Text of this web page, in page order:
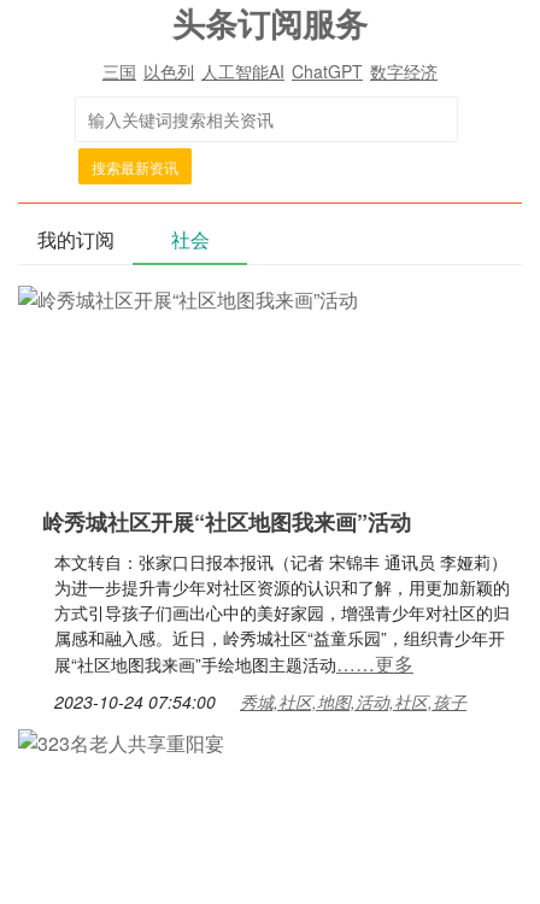
头条订阅服务
三国 以色列 人工智能AI ChatGPT 数字经济
搜索最新资讯
我的订阅 社会
岭秀城社区开展“社区地图我来画”活动
本文转自：张家口日报本报讯（记者 宋锦丰 通讯员 李娅莉）
为进一步提升青少年对社区资源的认识和了解，用更加新颖的
方式引导孩子们画出心中的美好家园，增强青少年对社区的归
属感和融入感。近日，岭秀城社区“益童乐园”，组织青少年开
展“社区地图我来画”手绘地图主题活动……更多
2023-10-24 07:54:00 秀城,社区,地图,活动,社区,孩子